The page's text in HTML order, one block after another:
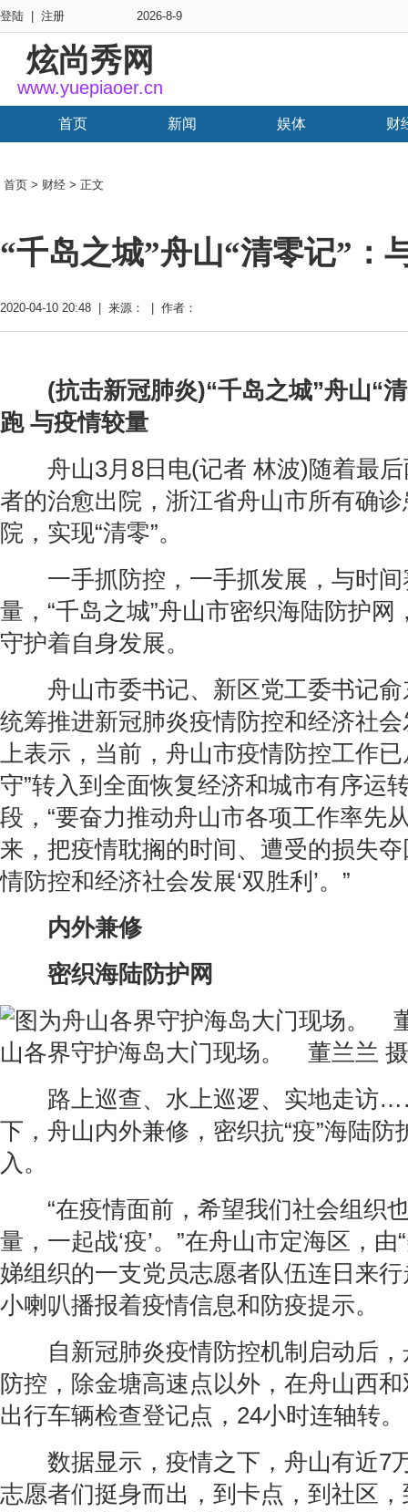
登陆 注册 2026-8-9
炫尚秀网
www.yuepiaoer.cn
首页 新闻 娱体 财
首页 > 财经 > 正文
“千岛之城”舟山“清零记”：
2020-04-10 20:48 | 来源： | 作者：
(抗击新冠肺炎)“千岛之城”舟山“
跑 与疫情较量
舟山3月8日电(记者 林波)随着最后
者的治愈出院，浙江省舟山市所有确
院，实现“清零”。
一手抓防控，一手抓发展，与时间
量，“千岛之城”舟山市密织海陆防护网
守护着自身发展。
舟山市委书记、新区党工委书记俞
统筹推进新冠肺炎疫情防控和经济社
上表示，当前，舟山市疫情防控工作
守”转入到全面恢复经济和城市有序运
段，“要奋力推动舟山市各项工作率先
来，把疫情耽搁的时间、遭受的损失
情防控和经济社会发展‘双胜利’。”
内外兼修
密织海陆防护网
山各界守护海岛大门现场。 董兰兰 摄
路上巡查、水上巡逻、实地走访
下，舟山内外兼修，密织抗“疫”海陆防
入。
“在疫情面前，希望我们社会组织
量，一起战‘疫’。”在舟山市定海区，由
娣组织的一支党员志愿者队伍连日来
小喇叭播报着疫情信息和防疫提示。
自新冠肺炎疫情防控机制启动后，
防控，除金塘高速点以外，在舟山西
出行车辆检查登记点，24小时连轴转。
数据显示，疫情之下，舟山有近7
志愿者们挺身而出，到卡点，到社区